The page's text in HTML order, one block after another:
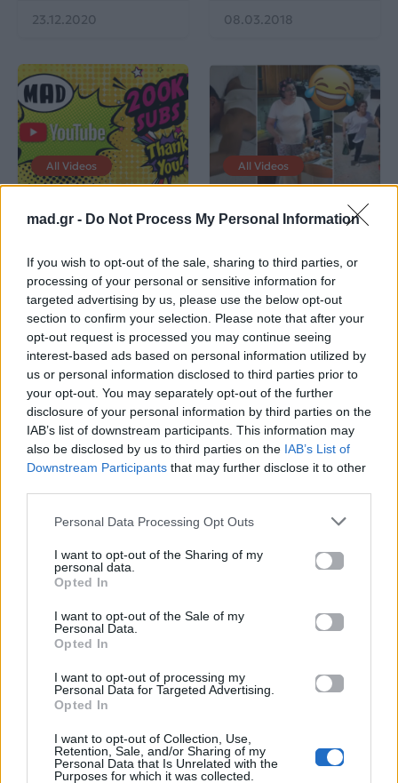
mad.gr - Do Not Process My Personal Information
If you wish to opt-out of the sale, sharing to third parties, or
processing of your personal or sensitive information for
targeted advertising by us, please use the below opt-out
section to confirm your selection. Please note that after your
opt-out request is processed you may continue seeing
interest-based ads based on personal information utilized by
us or personal information disclosed to third parties prior to
your opt-out. You may separately opt-out of the further
disclosure of your personal information by third parties on the
IAB’s list of downstream participants. This information may
also be disclosed by us to third parties on the IAB’s List of
Downstream Participants that may further disclose it to other
Personal Data Processing Opt Outs
I want to opt-out of the Sharing of my
personal data.
Opted In
I want to opt-out of the Sale of my
Personal Data.
Opted In
I want to opt-out of processing my
Personal Data for Targeted Advertising.
Opted In
I want to opt-out of Collection, Use,
Retention, Sale, and/or Sharing of my
Personal Data that Is Unrelated with the
Purposes for which it was collected.
23.12.2020 08.03.2018
All Videos
Το Mad TV στο Top3
των ελληνικών media
22.02.2018
All Videos
Το διαφημιστικό σποτ
του Ημιμαραθωνίου
Eλληνίδα μάνα που
έχει γίνει viral
20.07.2017
All Videos
Ο Σπύρος Σαμοΐλης
κάνει push ups!
29.06.2017
All Videos
Survivor: Σάλος με το
βίντεο από το
Κυριακής – Υπήρξε
26.06.2017
All Videos All Videos